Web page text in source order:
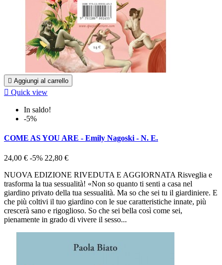
 Aggiungi al carrello
 Quick view
In saldo!
-5%
COME AS YOU ARE - Emily Nagoski - N. E.
24,00 € -5% 22,80 €
NUOVA EDIZIONE RIVEDUTA E AGGIORNATA Risveglia e
trasforma la tua sessualità! «Non so quanto ti senti a casa nel
giardino privato della tua sessualità. Ma so che sei tu il giardiniere. E
che più coltivi il tuo giardino con le sue caratteristiche innate, più
crescerà sano e rigoglioso. So che sei bella così come sei,
pienamente in grado di vivere il sesso...